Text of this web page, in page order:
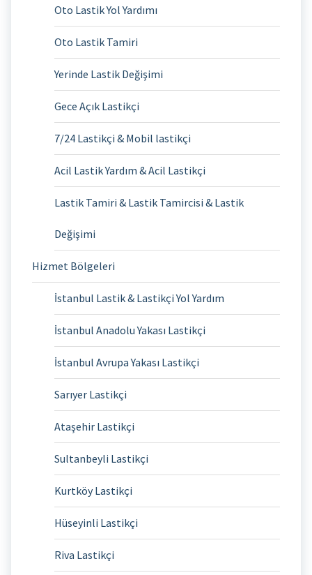
Oto Lastik Yol Yardımı
Oto Lastik Tamiri
Yerinde Lastik Değişimi
Gece Açık Lastikçi
7/24 Lastikçi & Mobil lastikçi
Acil Lastik Yardım & Acil Lastikçi
Lastik Tamiri & Lastik Tamircisi & Lastik
Değişimi
Hizmet Bölgeleri
İstanbul Lastik & Lastikçi Yol Yardım
İstanbul Anadolu Yakası Lastikçi
İstanbul Avrupa Yakası Lastikçi
Sarıyer Lastikçi
Ataşehir Lastikçi
Sultanbeyli Lastikçi
Kurtköy Lastikçi
Hüseyinli Lastikçi
Riva Lastikçi